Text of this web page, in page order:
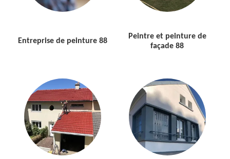
Entreprise de peinture 88
Peintre et peinture de
façade 88